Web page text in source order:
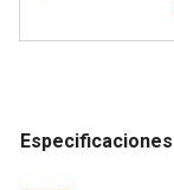
Especificaciones